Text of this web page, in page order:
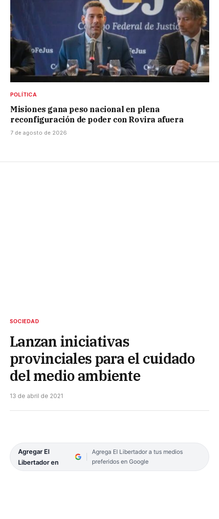
POLÍTICA
Misiones gana peso nacional en plena
reconfiguración de poder con Rovira afuera
7 de agosto de 2026
SOCIEDAD
Lanzan iniciativas
provinciales para el cuidado
del medio ambiente
13 de abril de 2021
Agregar El
Libertador en
Agrega El Libertador a tus medios
preferidos en Google